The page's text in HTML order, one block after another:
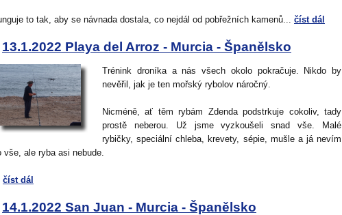
to tak, aby se návnada dostala, co nejdál od pobřežních kamenů... číst dál
13.1.2022 Playa del Arroz - Murcia - Španělsko
Trénink droníka a nás všech okolo pokračuje. Nikdo by
nevěřil, jak je ten mořský rybolov náročný.
Nicméně, ať těm rybám Zdenda podstrkuje cokoliv, tady
prostě neberou. Už jsme vyzkoušeli snad vše. Malé
rybičky, speciální chleba, krevety, sépie, mušle a já nevím
vše, ale ryba asi nebude.
číst dál
14.1.2022 San Juan - Murcia - Španělsko